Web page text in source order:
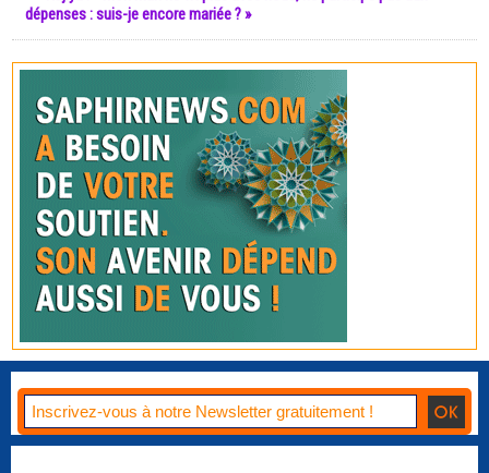
dépenses : suis-je encore mariée ? »